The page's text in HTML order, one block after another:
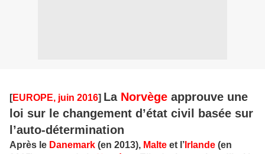
[EUROPE, juin 2016] La Norvège approuve une
loi sur le changement d’état civil basée sur
l’auto-détermination
Après le Danemark (en 2013), Malte et l’Irlande (en